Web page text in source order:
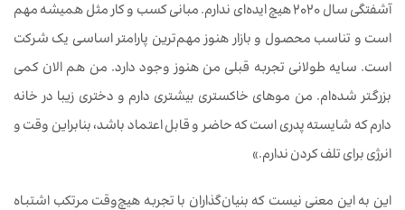
آشفتگی سال 2020 هیچ ایده‌ای ندارم. مبانی کسب و کار مثل همیشه مهم
است و تناسب محصول و بازار هنوز مهم‌ترین پارامتر اساسی یک شرکت
است. سایه طولانی تجربه قبلی من هنوز وجود دارد. من هم الان کمی
بزرگتر شده‌ام. من موهای خاکستری بیشتری دارم و دختری زیبا در خانه
دارم که شایسته پدری است که حاضر و قابل اعتماد باشد، بنابراین وقت و
انرژی برای تلف کردن ندارم.»
این به این معنی نیست که بنیان‌گذاران با تجربه هیچ‌وقت مرتکب اشتباه